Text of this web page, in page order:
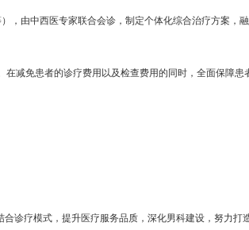
由中西医专家联合会诊，制定个体化综合治疗方案，
减免患者的诊疗费用以及检查费用的同时，全面保障患
诊疗模式，提升医疗服务品质，深化男科建设，努力打